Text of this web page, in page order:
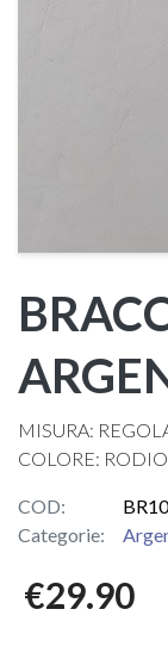
MISURA:
COLORE:
COD:
Categorie:
€29.90